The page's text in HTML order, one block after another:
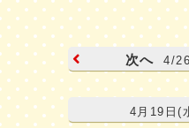
次へ 4/
4月19日(